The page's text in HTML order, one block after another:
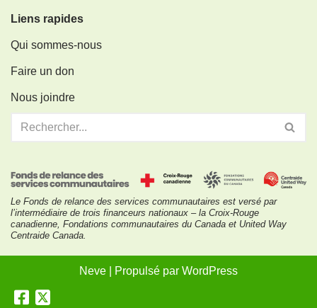
Liens rapides
Qui sommes-nous
Faire un don
Nous joindre
Le Fonds de relance des services communautaires est versé par
l’intermédiaire de trois financeurs nationaux – la Croix-Rouge
canadienne, Fondations communautaires du Canada et United Way
Centraide Canada.
Neve | Propulsé par WordPress